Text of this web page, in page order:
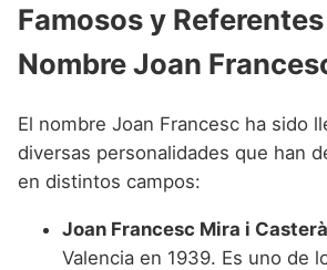
Famosos y
Nombre Joan
El nombre Joan Francesc ha sido
diversas personalidades que han
en distintos campos:
Joan Francesc Mira i
Valencia en 1939. Es uno de